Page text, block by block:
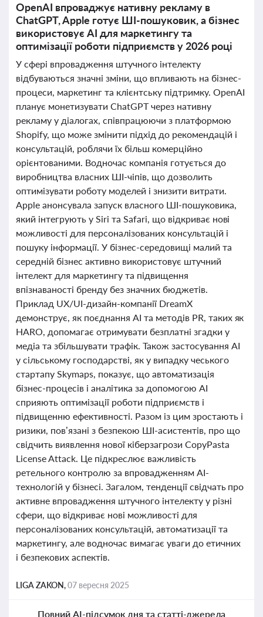
OpenAI впроваджує нативну рекламу в
ChatGPT, Apple готує ШІ-пошуковик, а бізнес
використовує AI для маркетингу та
оптимізації роботи підприємств у 2026 році
У сфері впровадження штучного інтелекту
відбуваються значні зміни, що впливають на бізнес-
процеси, маркетинг та клієнтську підтримку. OpenAI
планує монетизувати ChatGPT через нативну
рекламу у діалогах, співпрацюючи з платформою
Shopify, що може змінити підхід до рекомендацій і
консультацій, роблячи їх більш комерційно
орієнтованими. Водночас компанія готується до
виробництва власних ШІ-чіпів, що дозволить
оптимізувати роботу моделей і знизити витрати.
Apple анонсувала запуск власного ШІ-пошуковика,
який інтегрують у Siri та Safari, що відкриває нові
можливості для персоналізованих консультацій і
пошуку інформації. У бізнес-середовищі малий та
середній бізнес активно використовує штучний
інтелект для маркетингу та підвищення
впізнаваності бренду без значних бюджетів.
Приклад UX/UI-дизайн-компанії DreamX
демонструє, як поєднання AI та методів PR, таких як
HARO, допомагає отримувати безплатні згадки у
медіа та збільшувати трафік. Також застосування AI
у сільському господарстві, як у випадку чеського
стартапу Skymaps, показує, що автоматизація
бізнес-процесів і аналітика за допомогою AI
сприяють оптимізації роботи підприємств і
підвищенню ефективності. Разом із цим зростають і
ризики, пов’язані з безпекою ШІ-асистентів, про що
свідчить виявлення нової кіберзагрози CopyPasta
License Attack. Це підкреслює важливість
ретельного контролю за впровадженням AI-
технологій у бізнесі. Загалом, тенденції свідчать про
активне впровадження штучного інтелекту у різні
сфери, що відкриває нові можливості для
персоналізованих консультацій, автоматизації та
маркетингу, але водночас вимагає уваги до етичних
і безпекових аспектів.
LIGA ZAKON,07 вересня 2025
Повний AI-підсумок дня та статті-джерела